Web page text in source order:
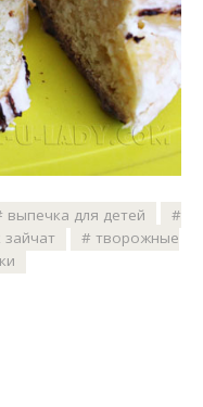
выпечка для детей
творожные